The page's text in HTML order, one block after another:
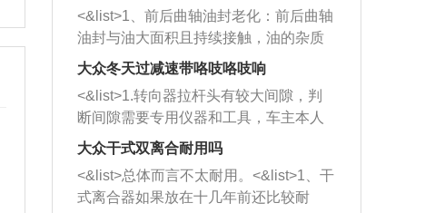
西取出来。但如果是因为积碳过多引起
的堵塞，就需要将三元催化器泡在草酸
洗剂对堵塞的情况得到解决，将清洗剂
放在燃油箱中，与燃油混合后，车辆启
动时，就可以和汽油一起进入到燃烧
室，最后形成废气排出，就可以让三元
催化器得到清洗，排气管堵塞的情况就
能够得到解决。
一圈半的练习，往右同样也要打相同的
圈数。 <&list>3、最后强调要反复练
习，这样就可以形成肌肉记忆，在真实
驾驶车辆时，不需要记忆也能打好方
向。
<&list>1、前后曲轴油封老化：前后曲轴
油封与油大面积且持续接触，油的杂质
和发动机内持续温度变化使其密封效果
逐渐减弱，导致渗油或漏油。<&list>2、
活塞间隙过大：积碳会使活塞环与缸体
的间隙扩大，导致机油流入燃烧室中，
造成烧机油。<&list>3、机油粘度。使用
机油粘度过小的话，同样会有烧机油现
象，机油粘度过小具有很好的流动性，
大众冬天过减速带咯吱咯吱响
<&list>1.转向器拉杆头有较大间隙，判
断间隙需要专用仪器和工具，车主本人
无法制作，需要将车辆送到修理厂或4s
店；<&list>2.车辆半轴套管防尘罩破
裂，破裂后会出现漏油现象，使半轴磨
损严重，磨损的半轴容易损坏，产生异
大众干式双离合耐用吗
<&list>总体而言不太耐用。<&list>1、干
式离合器如果放在十几年前还比较耐